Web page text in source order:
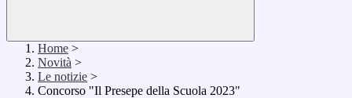
Home >
Novità >
Le notizie >
Concorso "Il Presepe della Scuola 2023"